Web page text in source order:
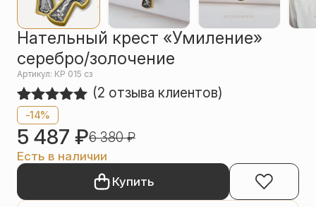
Нательный крест «Умиление»
серебро/золочение
Артикул: КР 015 сз
Рейтинг
5.00из 5
на основе
опроса
2
пользователей
(2 отзыва клиентов)
-14%
5 487 ₽6 380₽
Есть в наличии
Купить